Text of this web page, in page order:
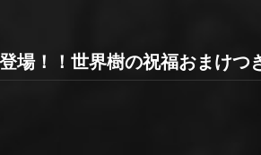
場！！世界樹の祝福おまけつ